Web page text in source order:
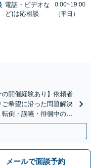
電話・ビデオな
ど)は応相談
0:00~19:00
（平日）
の開催経験あり】依頼者
希望に沿った問題解決
倒・誤嚥・徘徊中の事
間相談可】
メールで面談予約